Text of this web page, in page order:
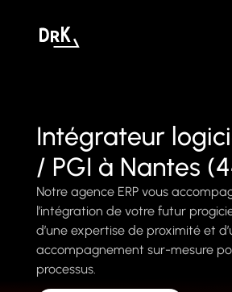
Intégrateur
/ PGI à Nantes
Notre agence ERP vous
l’intégration de votre futur
d’une expertise de proximité et
accompagnement sur-mesure
processus.